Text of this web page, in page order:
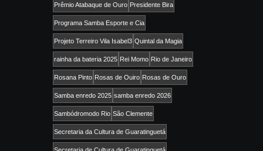
Prêmio Atabaque de Ouro Presidente Bira
Programa Samba Esporte e Cia
Projeto Terreiro Vila Isabel3 Quintal da Magia
rainha da bateria 2025 Rei Momo Rio de Janeiro
Rosana Pinto Rosas de Ouiro Rosas de Ouro
Samba enredo 2025 samba enredo 2026
Sambódromodo Rio São Clemente
Secretaria da Cultura de Guaratinguetá